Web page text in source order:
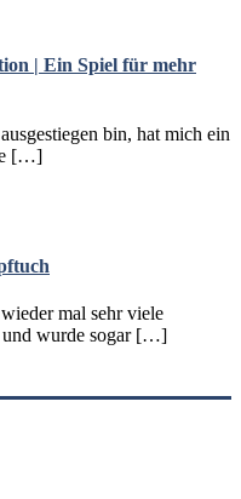
| Ein Spiel für mehr
bin, hat mich ein
[…]
mal sehr viele
und wurde sogar […]